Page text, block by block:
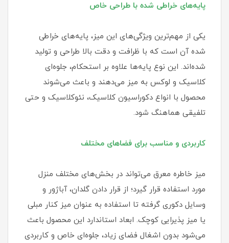
پایه‌های خراطی شده با طراحی خاص
یکی از مهم‌ترین ویژگی‌های این میز، پایه‌های خراطی
شده آن است که با ظرافت و دقت بالا طراحی و تولید
شده‌اند. این نوع پایه‌ها علاوه بر استحکام، جلوه‌ای
کلاسیک و لوکس به میز می‌دهند و باعث می‌شوند
محصول با انواع دکوراسیون کلاسیک، نئوکلاسیک و حتی
تلفیقی هماهنگ شود.
کاربردی و مناسب برای فضاهای مختلف
میز خاطره معرق می‌تواند در بخش‌های مختلف منزل
مورد استفاده قرار گیرد؛ از قرار دادن گلدان، آباژور و
وسایل دکوری گرفته تا استفاده به عنوان میز کنار مبلی
یا میز پذیرایی کوچک. ابعاد استاندارد این محصول باعث
می‌شود بدون اشغال فضای زیاد، جلوه‌ای خاص و کاربردی